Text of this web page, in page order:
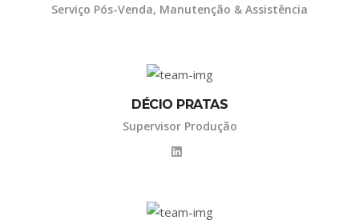
Serviço Pós-Venda, Manutenção & Assistência
DÉCIO PRATAS
Supervisor Produção